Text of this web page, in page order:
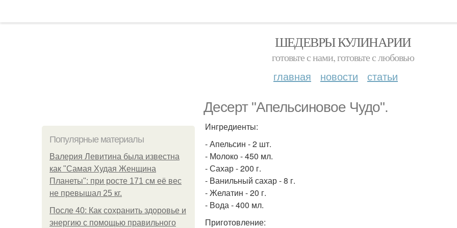
ШЕДЕВРЫ КУЛИНАРИИ
готовьте с нами, готовьте с любовью
главная новости статьи
Десерт "Апельсиновое Чудо".
Популярные материалы
Валерия Левитина была известна
как "Самая Худая Женщина
Планеты": при росте 171 см её вес
не превышал 25 кг.
После 40: Как сохранить здоровье и
энергию с помощью правильного
Ингредиенты:
- Апельсин - 2 шт.
- Молоко - 450 мл.
- Сахар - 200 г.
- Ванильный сахар - 8 г.
- Желатин - 20 г.
- Вода - 400 мл.
Приготовление: